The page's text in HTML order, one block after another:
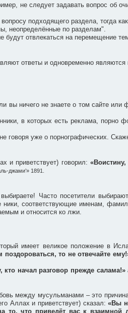
не следует задавать вопрос об
подходящего раздела, тогда
неопределённые по разделам".
будут отвлекаться на перемещение
ответы и одновременно
вы ничего не знаете о том сайте или
в которых есть реклама, порно
говоря уже о порнографических.
и приветствует) говорил:
джами’» 1891.
Часто посетители
соответствующие именам,
и относится ко лжи.
имеет великое положение в
то не отвечайте
кто начал разговор прежде салама!»
между мусульманами – это
Аллах и приветствует) сказал:«Вы
то, что приведёт вас к взаимной